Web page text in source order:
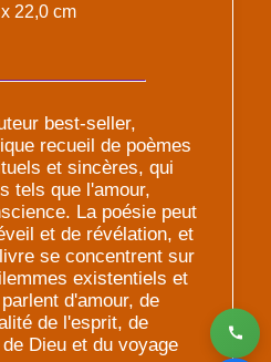
22,0 cm
best-seller,
recueil de poèmes
et sincères, qui
tels que l'amour,
La poésie peut
et de révélation, et
se concentrent sur
existentiels et
d'amour, de
de l'esprit, de
Dieu et du voyage